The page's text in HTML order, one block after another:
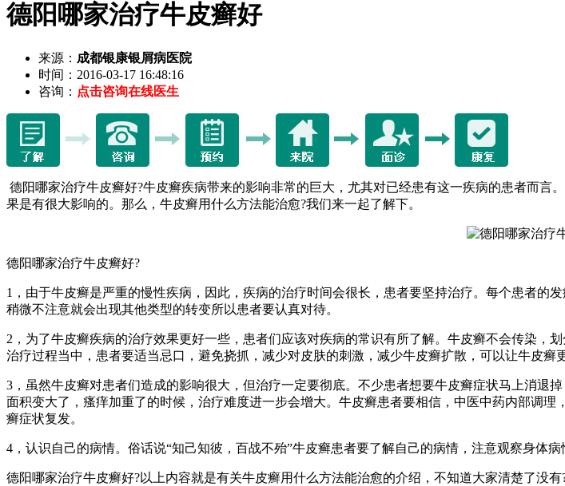
德阳哪家治疗牛皮癣好
来源： 成都银康银屑病医院
时间：2016-03-17 16:48:16
咨询： 点击咨询在线医生
德阳哪家治疗牛皮癣好?牛皮癣疾病带来的影响非常的巨大，尤其对已经患有这一疾病的患者而
果是有很大影响的。那么，牛皮癣用什么方法能治愈?我们来一起了解下。
德阳哪家治疗牛皮癣好?
1，由于牛皮癣是严重的慢性疾病，因此，疾病的治疗时间会很长，患者要坚持治疗。每个患者的
稍微不注意就会出现其他类型的转变所以患者要认真对待。
2，为了牛皮癣疾病的治疗效果更好一些，患者们应该对疾病的常识有所了解。牛皮癣不会传染，
治疗过程当中，患者要适当忌口，避免挠抓，减少对皮肤的刺激，减少牛皮癣扩散，可以让牛皮癣
3，虽然牛皮癣对患者们造成的影响很大，但治疗一定要彻底。不少患者想要牛皮癣症状马上消退
面积变大了，瘙痒加重了的时候，治疗难度进一步会增大。牛皮癣患者要相信，中医中药内部调
癣症状复发。
4，认识自己的病情。俗话说“知己知彼，百战不殆”牛皮癣患者要了解自己的病情，注意观察身体
德阳哪家治疗牛皮癣好?以上内容就是有关牛皮癣用什么方法能治愈的介绍，不知道大家清楚了没